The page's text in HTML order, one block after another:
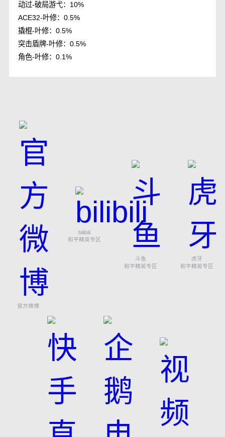
动过-破局游弋：10%
ACE32-叶修：0.5%
撬棍-叶修：0.5%
突击盾牌-叶修：0.5%
角色-叶修：0.1%
官方微博
bilibili
和平精英专区
斗鱼
和平精英专区
虎牙
和平精英专区